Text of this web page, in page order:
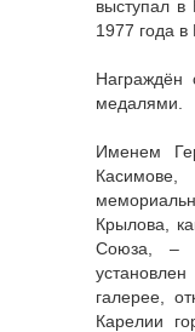
выступал в
1977 года в
Награждён
медалями.
Именем
Крылова,
Союза, –
галерее,
Карелии